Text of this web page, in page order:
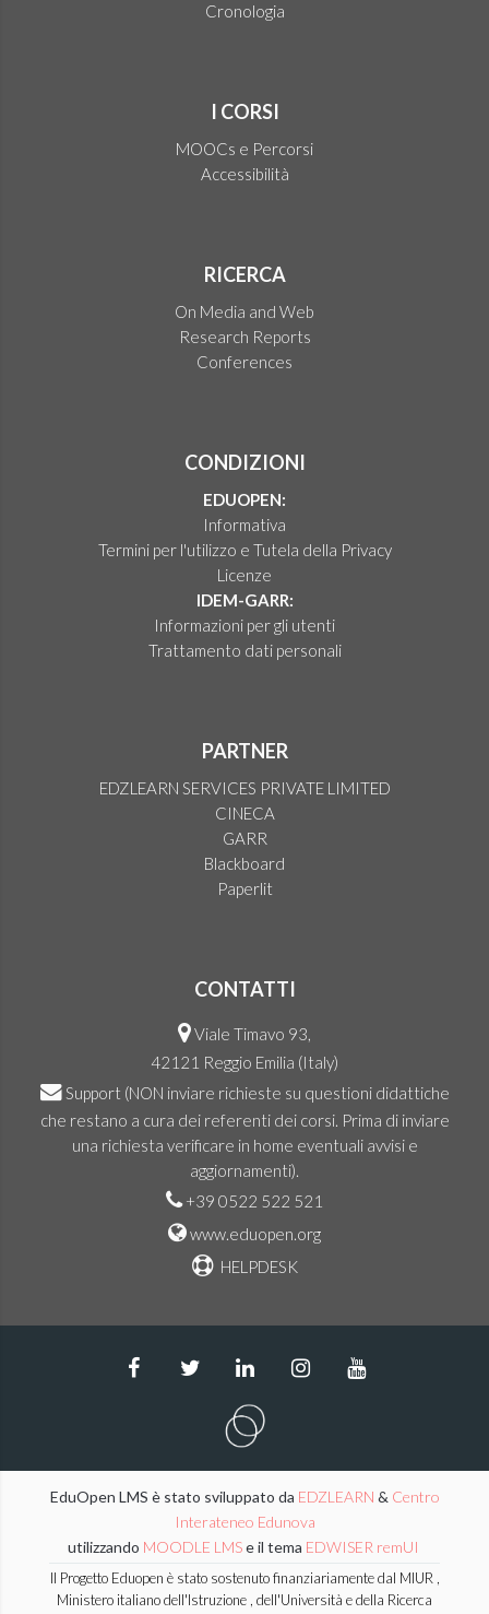
Cronologia
I CORSI
MOOCs e Percorsi
Accessibilità
RICERCA
On Media and Web
Research Reports
Conferences
CONDIZIONI
EDUOPEN:
Informativa
Termini per l'utilizzo e Tutela della Privacy
Licenze
IDEM-GARR:
Informazioni per gli utenti
Trattamento dati personali
PARTNER
EDZLEARN SERVICES PRIVATE LIMITED
CINECA
GARR
Blackboard
Paperlit
CONTATTI
Viale Timavo 93,
42121 Reggio Emilia (Italy)
Support (NON inviare richieste su questioni didattiche
che restano a cura dei referenti dei corsi. Prima di inviare
una richiesta verificare in home eventuali avvisi e
aggiornamenti).
+39 0522 522 521
www.eduopen.org
HELPDESK
EduOpen LMS è stato sviluppato da EDZLEARN & Centro
Interateneo Edunova
utilizzando MOODLE LMSe il tema EDWISER remUI
Il Progetto Eduopen è stato sostenuto finanziariamente dal MIUR ,
Ministero italiano dell'Istruzione , dell'Università e della Ricerca